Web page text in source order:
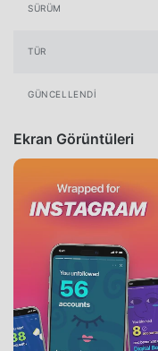
SÜRÜM
TÜR
GÜNCELLENDI
Ekran Görüntüleri